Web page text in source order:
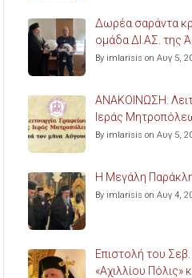
Δωρέα σαράντα
ομάδα ΔΙ.ΑΣ. της
By imlarisis on Αυγ 5,
ΑΝΑΚΟΙΝΩΣΗ:
Ιεράς
By imlarisis on Αυγ 5,
Η Μεγάλη
By imlarisis on Αυγ 4,
Επιστολή του
«Αχιλλίου Πόλις»